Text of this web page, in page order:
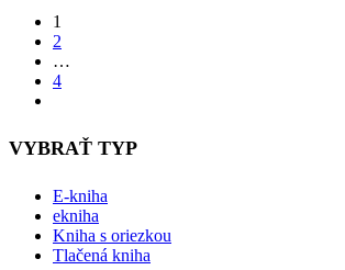
1
2
…
4
VYBRAŤ TYP
E-kniha
ekniha
Kniha s oriezkou
Tlačená kniha